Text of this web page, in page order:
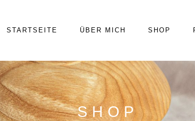
STARTSEITE ÜBER MICH SHOP
SHOP